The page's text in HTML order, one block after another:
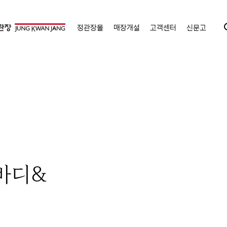
정관장몰 매장개설 고객센터 신문고
디&